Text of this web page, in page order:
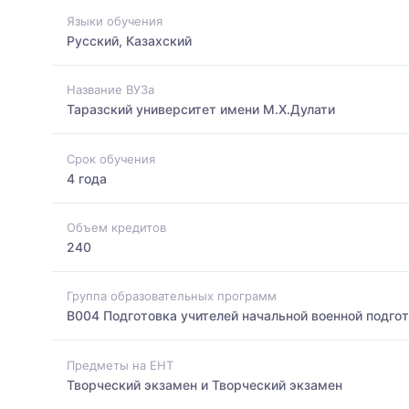
Языки обучения
Русский, Казахский
Название ВУЗа
Таразский университет имени М.Х.Дулати
Срок обучения
4 года
Объем кредитов
240
Группа образовательных программ
B004 Подготовка учителей начальной военной
Предметы на ЕНТ
Творческий экзамен и Творческий экзамен